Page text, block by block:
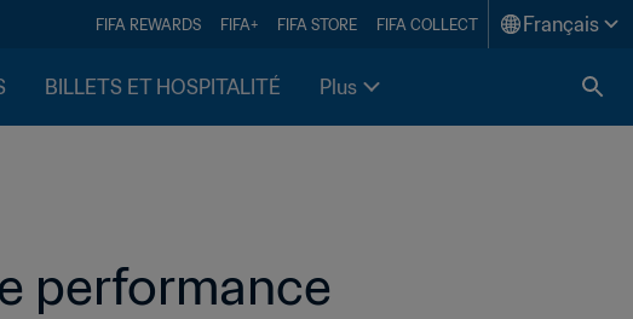
FIFA REWARDS FIFA+ FIFA STORE FIFA COLLECT Français
BILLETS ET HOSPITALITÉ Plus
performance